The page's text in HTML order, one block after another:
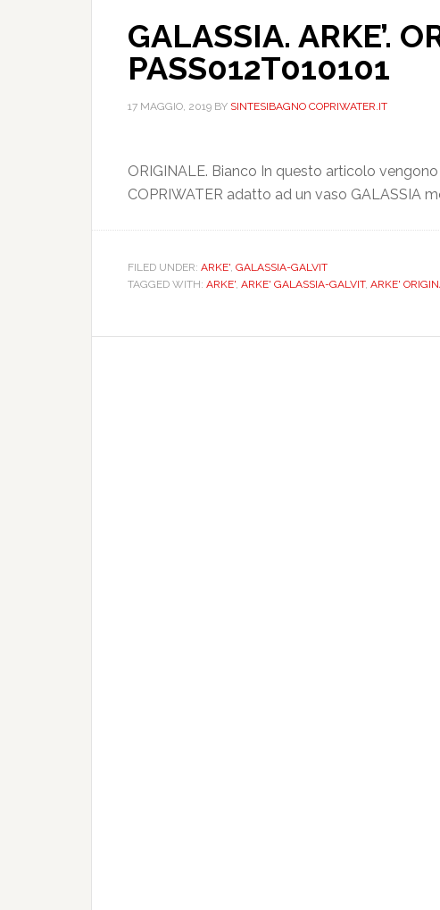
GALASSIA. ARKE’.
PASS012T010101
17 MAGGIO, 2019BYSINTESIBAGNO COPRIWATER.IT
ORIGINALE. Bianco In questo articolo
COPRIWATER adatto ad un vaso GALASSIA
FILED UNDER:ARKE',GALASSIA-GALVIT
TAGGED WITH:ARKE',ARKE' GALASSIA-GALVIT,ARKE'